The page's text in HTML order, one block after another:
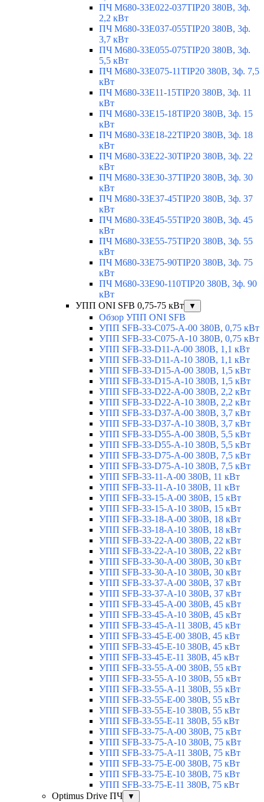
ПЧ M680-33E022-037TIP20 380В, 3ф.
2,2 кВт
ПЧ M680-33E037-055TIP20 380В, 3ф.
3,7 кВт
ПЧ M680-33E055-075TIP20 380В, 3ф.
5,5 кВт
ПЧ M680-33E075-11TIP20 380В, 3ф. 7,5
кВт
ПЧ M680-33E11-15TIP20 380В, 3ф. 11
кВт
ПЧ M680-33E15-18TIP20 380В, 3ф. 15
кВт
ПЧ M680-33E18-22TIP20 380В, 3ф. 18
кВт
ПЧ M680-33E22-30TIP20 380В, 3ф. 22
кВт
ПЧ M680-33E30-37TIP20 380В, 3ф. 30
кВт
ПЧ M680-33E37-45TIP20 380В, 3ф. 37
кВт
ПЧ M680-33E45-55TIP20 380В, 3ф. 45
кВт
ПЧ M680-33E55-75TIP20 380В, 3ф. 55
кВт
ПЧ M680-33E75-90TIP20 380В, 3ф. 75
кВт
ПЧ M680-33E90-110TIP20 380В, 3ф. 90
кВт
УПП ONI SFB 0,75-75 кВт
▼
Обзор УПП ONI SFB
УПП SFB-33-C075-A-00 380В, 0,75 кВт
УПП SFB-33-C075-A-10 380В, 0,75 кВт
УПП SFB-33-D11-A-00 380В, 1,1 кВт
УПП SFB-33-D11-A-10 380В, 1,1 кВт
УПП SFB-33-D15-A-00 380В, 1,5 кВт
УПП SFB-33-D15-A-10 380В, 1,5 кВт
УПП SFB-33-D22-A-00 380В, 2,2 кВт
УПП SFB-33-D22-A-10 380В, 2,2 кВт
УПП SFB-33-D37-A-00 380В, 3,7 кВт
УПП SFB-33-D37-A-10 380В, 3,7 кВт
УПП SFB-33-D55-A-00 380В, 5,5 кВт
УПП SFB-33-D55-A-10 380В, 5,5 кВт
УПП SFB-33-D75-A-00 380В, 7,5 кВт
УПП SFB-33-D75-A-10 380В, 7,5 кВт
УПП SFB-33-11-A-00 380В, 11 кВт
УПП SFB-33-11-A-10 380В, 11 кВт
УПП SFB-33-15-A-00 380В, 15 кВт
УПП SFB-33-15-A-10 380В, 15 кВт
УПП SFB-33-18-A-00 380В, 18 кВт
УПП SFB-33-18-A-10 380В, 18 кВт
УПП SFB-33-22-A-00 380В, 22 кВт
УПП SFB-33-22-A-10 380В, 22 кВт
УПП SFB-33-30-A-00 380В, 30 кВт
УПП SFB-33-30-A-10 380В, 30 кВт
УПП SFB-33-37-A-00 380В, 37 кВт
УПП SFB-33-37-A-10 380В, 37 кВт
УПП SFB-33-45-A-00 380В, 45 кВт
УПП SFB-33-45-A-10 380В, 45 кВт
УПП SFB-33-45-A-11 380В, 45 кВт
УПП SFB-33-45-E-00 380В, 45 кВт
УПП SFB-33-45-E-10 380В, 45 кВт
УПП SFB-33-45-E-11 380В, 45 кВт
УПП SFB-33-55-A-00 380В, 55 кВт
УПП SFB-33-55-A-10 380В, 55 кВт
УПП SFB-33-55-A-11 380В, 55 кВт
УПП SFB-33-55-E-00 380В, 55 кВт
УПП SFB-33-55-E-10 380В, 55 кВт
УПП SFB-33-55-E-11 380В, 55 кВт
УПП SFB-33-75-A-00 380В, 75 кВт
УПП SFB-33-75-A-10 380В, 75 кВт
УПП SFB-33-75-A-11 380В, 75 кВт
УПП SFB-33-75-E-00 380В, 75 кВт
УПП SFB-33-75-E-10 380В, 75 кВт
УПП SFB-33-75-E-11 380В, 75 кВт
Optimus Drive ПЧ
▼